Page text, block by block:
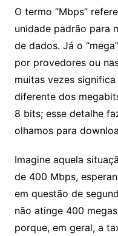
O termo “Mbps”
unidade padrão para
de dados. Já o
por provedores ou
muitas vezes significa
diferente dos
8 bits; esse detalhe
olhamos para
Imagine aquela
de 400 Mbps,
em questão de
não atinge 400
porque, em geral, a